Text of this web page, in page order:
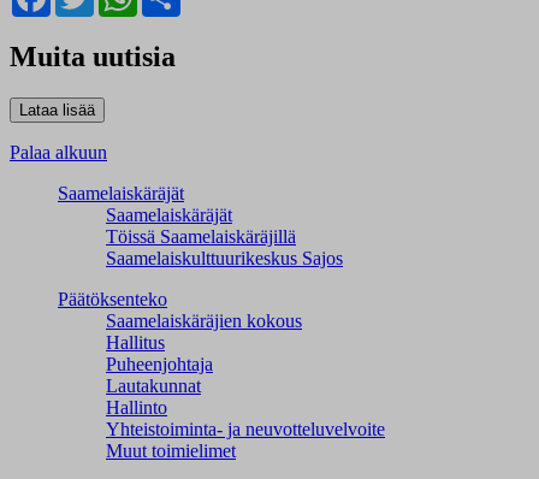
Muita uutisia
Palaa alkuun
Saamelaiskäräjät
Saamelaiskäräjät
Töissä Saamelaiskäräjillä
Saamelaiskulttuuri­keskus Sajos
Päätöksenteko
Saamelaiskäräjien kokous
Hallitus
Puheenjohtaja
Lautakunnat
Hallinto
Yhteistoiminta- ja neuvotteluvelvoite
Muut toimielimet